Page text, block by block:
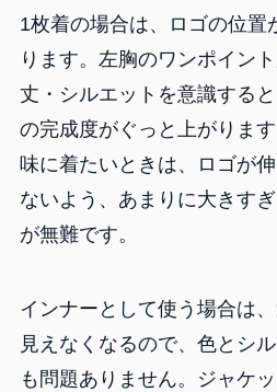
1枚着の場合は、ロゴの位置
ります。左胸のワンポイン
丈・シルエットを意識する
の完成度がぐっと上がりま
味に着たいときは、ロゴが
ないよう、あまりに大きす
が無難です。
インナーとして使う場合は
見えなくなるので、色とシ
も問題ありません。ジャケ